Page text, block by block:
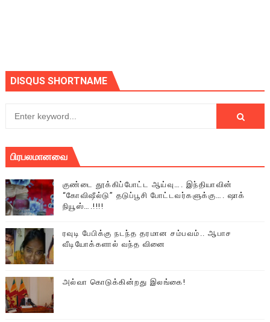
DISQUS SHORTNAME
பிரபலமானவை
குண்டை தூக்கிப்போட்ட ஆய்வு…. இந்தியாவின்
“கோவிஷீல்டு” தடுப்பூசி போட்டவர்களுக்கு…. ஷாக்
நியூஸ்….!!!!
ரவுடி பேபிக்கு நடந்த தரமான சம்பவம்.. ஆபாச
வீடியோக்களால் வந்த வினை
அல்வா கொடுக்கின்றது இலங்கை!